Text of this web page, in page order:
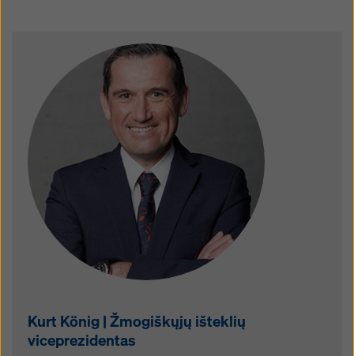
Kurt König | Žmogiškųjų išteklių
viceprezidentas